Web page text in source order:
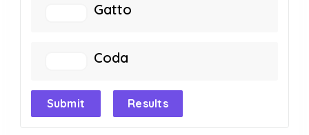
Gatto
Coda
Submit Results